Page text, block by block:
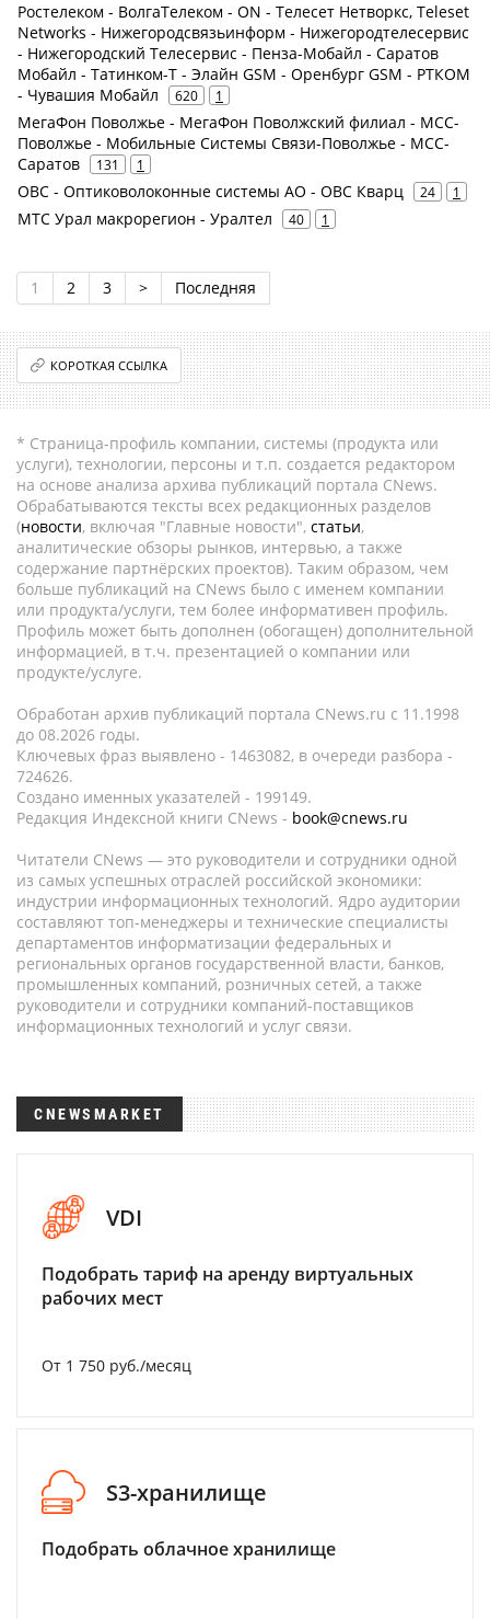
Ростелеком - ВолгаТелеком - ON - Телесет Нетворкс, Teleset
Networks - Нижегородсвязьинформ - Нижегородтелесервис
- Нижегородский Телесервис - Пенза-Мобайл - Саратов
Мобайл - Татинком-Т - Элайн GSM - Оренбург GSM - РТКОМ
- Чувашия Мобайл
620 1
МегаФон Поволжье - МегаФон Поволжский филиал - МСС-
Поволжье - Мобильные Системы Связи-Поволжье - МСС-
Саратов
131 1
ОВС - Оптиковолоконные системы АО - ОВС Кварц 24 1
МТС Урал макрорегион - Уралтел 40 1
1 2 3 > Последняя
КОРОТКАЯ ССЫЛКА
* Страница-профиль компании, системы (продукта или
услуги), технологии, персоны и т.п. создается редактором
на основе анализа архива публикаций портала CNews.
Обрабатываются тексты всех редакционных разделов
(новости, включая "Главные новости", статьи,
аналитические обзоры рынков, интервью, а также
содержание партнёрских проектов). Таким образом, чем
больше публикаций на CNews было с именем компании
или продукта/услуги, тем более информативен профиль.
Профиль может быть дополнен (обогащен) дополнительной
информацией, в т.ч. презентацией о компании или
продукте/услуге.
Обработан архив публикаций портала CNews.ru c 11.1998
до 08.2026 годы.
Ключевых фраз выявлено - 1463082, в очереди разбора -
724626.
Создано именных указателей - 199149.
Редакция Индексной книги CNews - book@cnews.ru
Читатели CNews — это руководители и сотрудники одной
из самых успешных отраслей российской экономики:
индустрии информационных технологий. Ядро аудитории
составляют топ-менеджеры и технические специалисты
департаментов информатизации федеральных и
региональных органов государственной власти, банков,
промышленных компаний, розничных сетей, а также
руководители и сотрудники компаний-поставщиков
информационных технологий и услуг связи.
CNEWSMARKET
VDI
Подобрать тариф на аренду виртуальных
рабочих мест
От 1 750 руб./месяц
S3-хранилище
Подобрать облачное хранилище